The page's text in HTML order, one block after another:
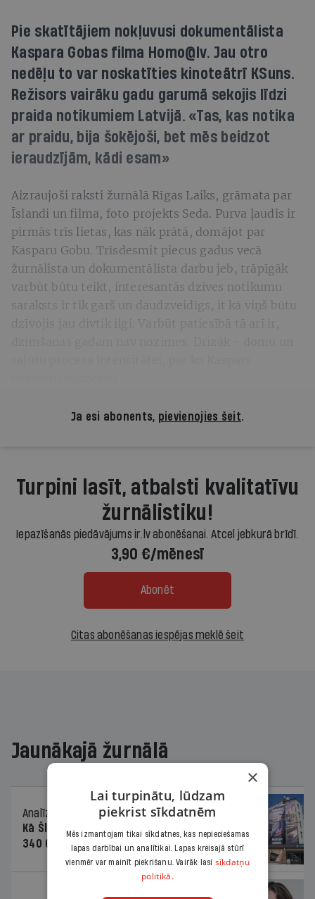
Pie skatītājiem nokļuvusi dokumentālista
Kaspara Gobas filma Homo@lv. Jau otro
nedēļu to var noskatīties kinoteātrī KSuns.
Režisors vairāku gadu garumā sekojis līdzi
praida notikumiem Latvijā. «Tas, kas notika
ar praidu, bija šokējoši, bet mēs beidzot
ieraudzījām, kādi esam»
Aizraujoši raksti žurnālā Rīgas Laiks, grāmata par
Īslandi un filma, foto projekts Seda. Purva ļaudis ir
pirmās trīs lietas, kas nāk prātā, domājot par
Kasparu Gobu. Trīsdesmit piecus gadus vecā
žurnālista un dokumentālista darbu jeb, trāpīgāk
varbūt būtu teikt, interesantās dzīves notikumu
saraksts ir tik garš un daudzveidīgs, it kā viņš būtu
Ja esi abonents, pievienojies šeit.
Turpini lasīt, atbalsti kvalitatīvu
žurnālistiku!
Iepazīšanās piedāvājums ir.lv abonēšanai. Atcel jebkurā brīdī.
3,90 €/mēnesī
Abonēt
Citas abonēšanas iespējas meklē šeit
Jaunākajā žurnālā
Analīze
06.08.2026.
Kā Šlesera partija palika nesodīta par
340 000 vērtu reklāmas kampaņu
×
Lai turpinātu, lūdzam
piekrist sīkdatnēm
Mēs izmantojam tikai sīkdatnes, kas nepieciešamas
lapas darbībai un analītikai. Lapas kreisajā stūrī
vienmēr var mainīt piekrišanu. Vairāk lasi sīkdatņu
politikā.